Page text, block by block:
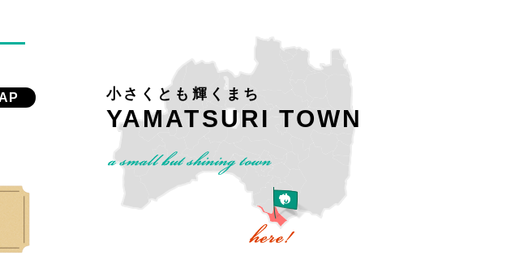
小さくとも輝くまち
YAMATSURI TOWN